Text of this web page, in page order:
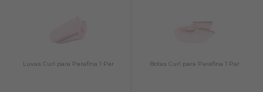
Luvas Curl para Parafina 1 Par Botas Curl para Parafina 1 Par